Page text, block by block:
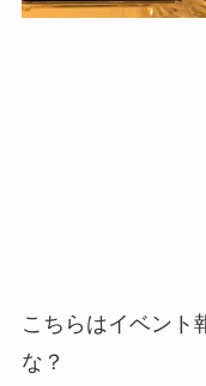
こちらはイベント
な？